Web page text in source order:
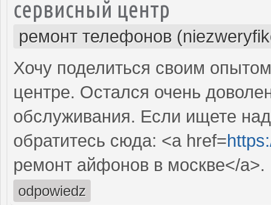
сервисный центр
ремонт телефонов
Хочу поделиться своим
центре. Остался очень
обслуживания. Если ищете
обратитесь сюда: <a href=
ремонт айфонов в москве</a>.
odpowiedz